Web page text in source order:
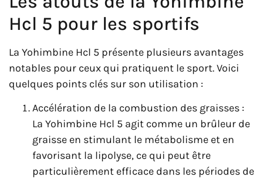
Hcl 5 pour les sportifs
La Yohimbine Hcl 5 présente plusieurs avantages
notables pour ceux qui pratiquent le sport. Voici
quelques points clés sur son utilisation :
Accélération de la combustion des graisses :
La Yohimbine Hcl 5 agit comme un brûleur de
graisse en stimulant le métabolisme et en
favorisant la lipolyse, ce qui peut être
particulièrement efficace dans les périodes de